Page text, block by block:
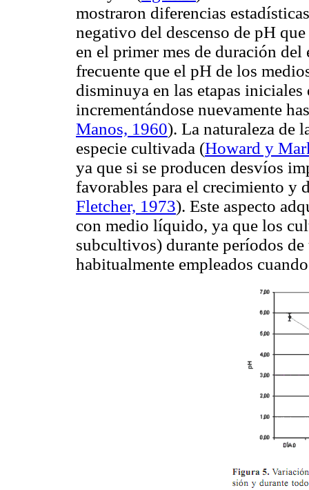
mostraron diferencias
negativo del descenso de pH
en el primer mes de duración del
frecuente que el pH de los
disminuya en las etapas
incrementándose nuevamente
Manos, 1960). La naturaleza de
especie cultivada (Howard y
ya que si se producen desvíos
favorables para el crecimiento
Fletcher, 1973). Este aspecto
con medio líquido, ya que los
subcultivos) durante períodos
habitualmente empleados